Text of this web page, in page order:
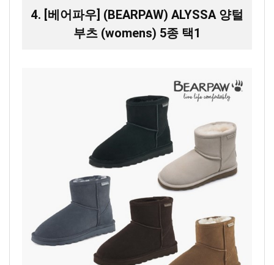
4. [베어파우] (BEARPAW) ALYSSA 양털
부츠 (womens) 5종 택1